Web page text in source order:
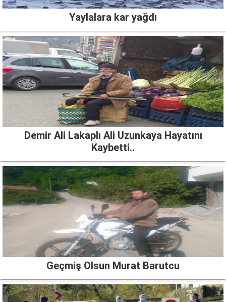
Yaylalara kar yağdı
Demir Ali Lakaplı Ali Uzunkaya Hayatını
Kaybetti..
Geçmiş Olsun Murat Barutcu